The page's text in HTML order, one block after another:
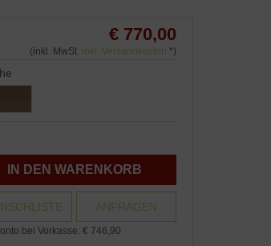
€ 770,00
(inkl. MwSt. inkl. Versandkosten *)
IN DEN WARENKORB
ANFRAGEN
bei Vorkasse: € 746,90